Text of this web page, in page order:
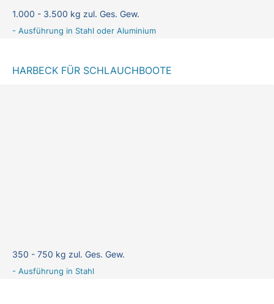
1.000 - 3.500 kg zul. Ges. Gew.
- Ausführung in Stahl oder Aluminium
HARBECK FÜR SCHLAUCHBOOTE
350 - 750 kg zul. Ges. Gew.
- Ausführung in Stahl